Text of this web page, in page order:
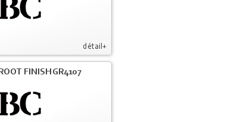
détail+
FINISH GR4107